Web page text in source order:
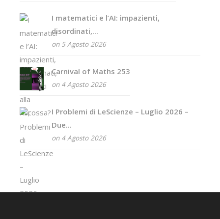
I matematici e l’AI: impazienti,
disordinati,...
on 5 Agosto 2026
Carnival of Maths 253
on 4 Agosto 2026
I Problemi di LeScienze – Luglio 2026 –
Due...
on 4 Agosto 2026